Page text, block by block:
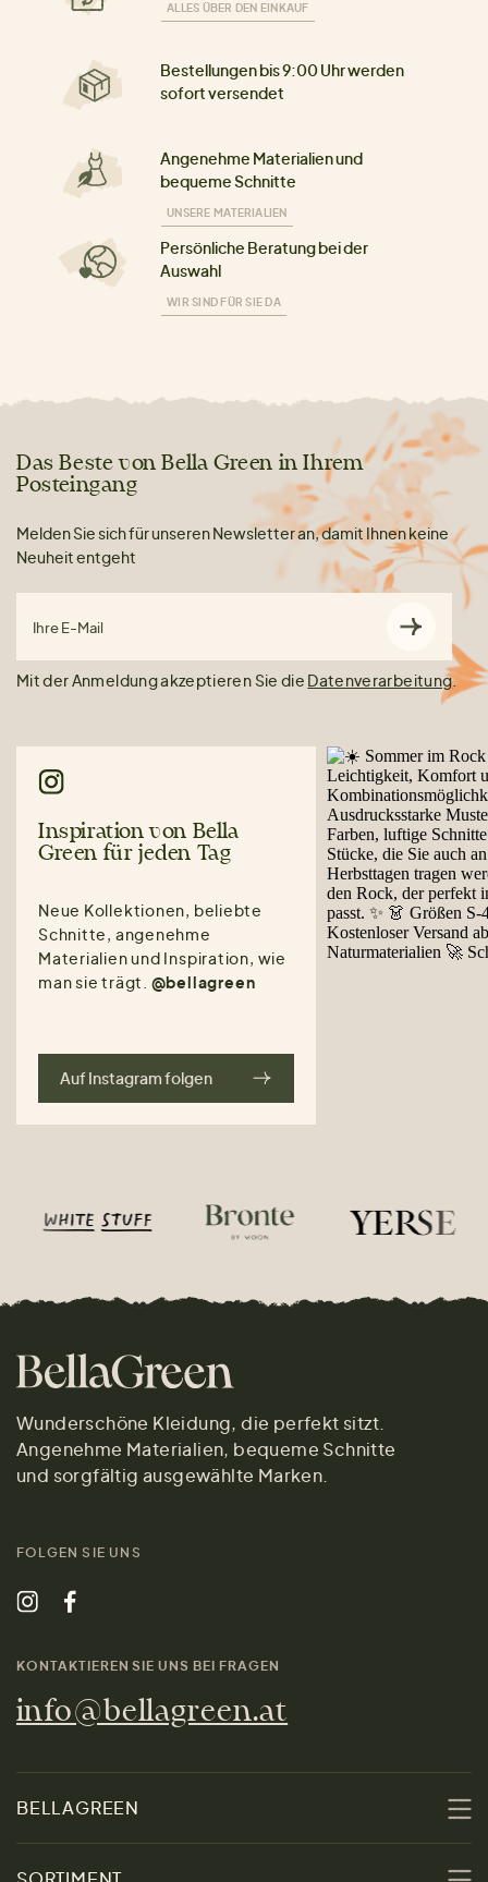
ALLES ÜBER DEN EINKAUF
Bestellungen bis 9:00 Uhr werden
sofort versendet
Angenehme Materialien und
bequeme Schnitte
UNSERE MATERIALIEN
Persönliche Beratung bei der
Auswahl
WIR SIND FÜR SIE DA
Das Beste von Bella Green in Ihrem
Posteingang
Melden Sie sich für unseren Newsletter an, damit Ihnen keine
Neuheit entgeht
Ihre E-Mail
Mit der Anmeldung akzeptieren Sie die Datenverarbeitung.
Inspiration von Bella
Green für jeden Tag
Neue Kollektionen, beliebte
Schnitte, angenehme
Materialien und Inspiration, wie
man sie trägt. @bellagreen
Auf Instagram folgen
Wunderschöne Kleidung, die perfekt sitzt.
Angenehme Materialien, bequeme Schnitte
und sorgfältig ausgewählte Marken.
FOLGEN SIE UNS
KONTAKTIEREN SIE UNS BEI FRAGEN
info@bellagreen.at
BELLAGREEN
Über uns